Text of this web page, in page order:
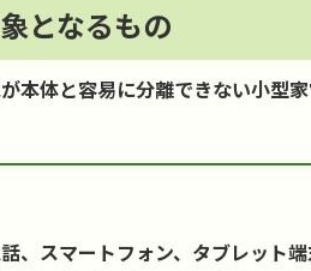
となるもの
本体と容易に分離できない小型
、スマートフォン、タブレット